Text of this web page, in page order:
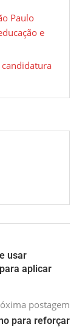
Paulo
e
usar
aplicar
postagem
para reforçar